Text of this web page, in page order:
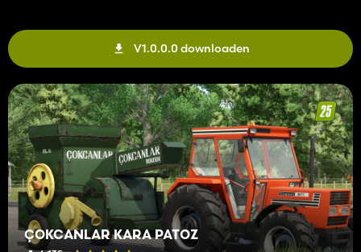
V1.0.0.0 downloaden
ÇOKCANLAR KARA PATOZ